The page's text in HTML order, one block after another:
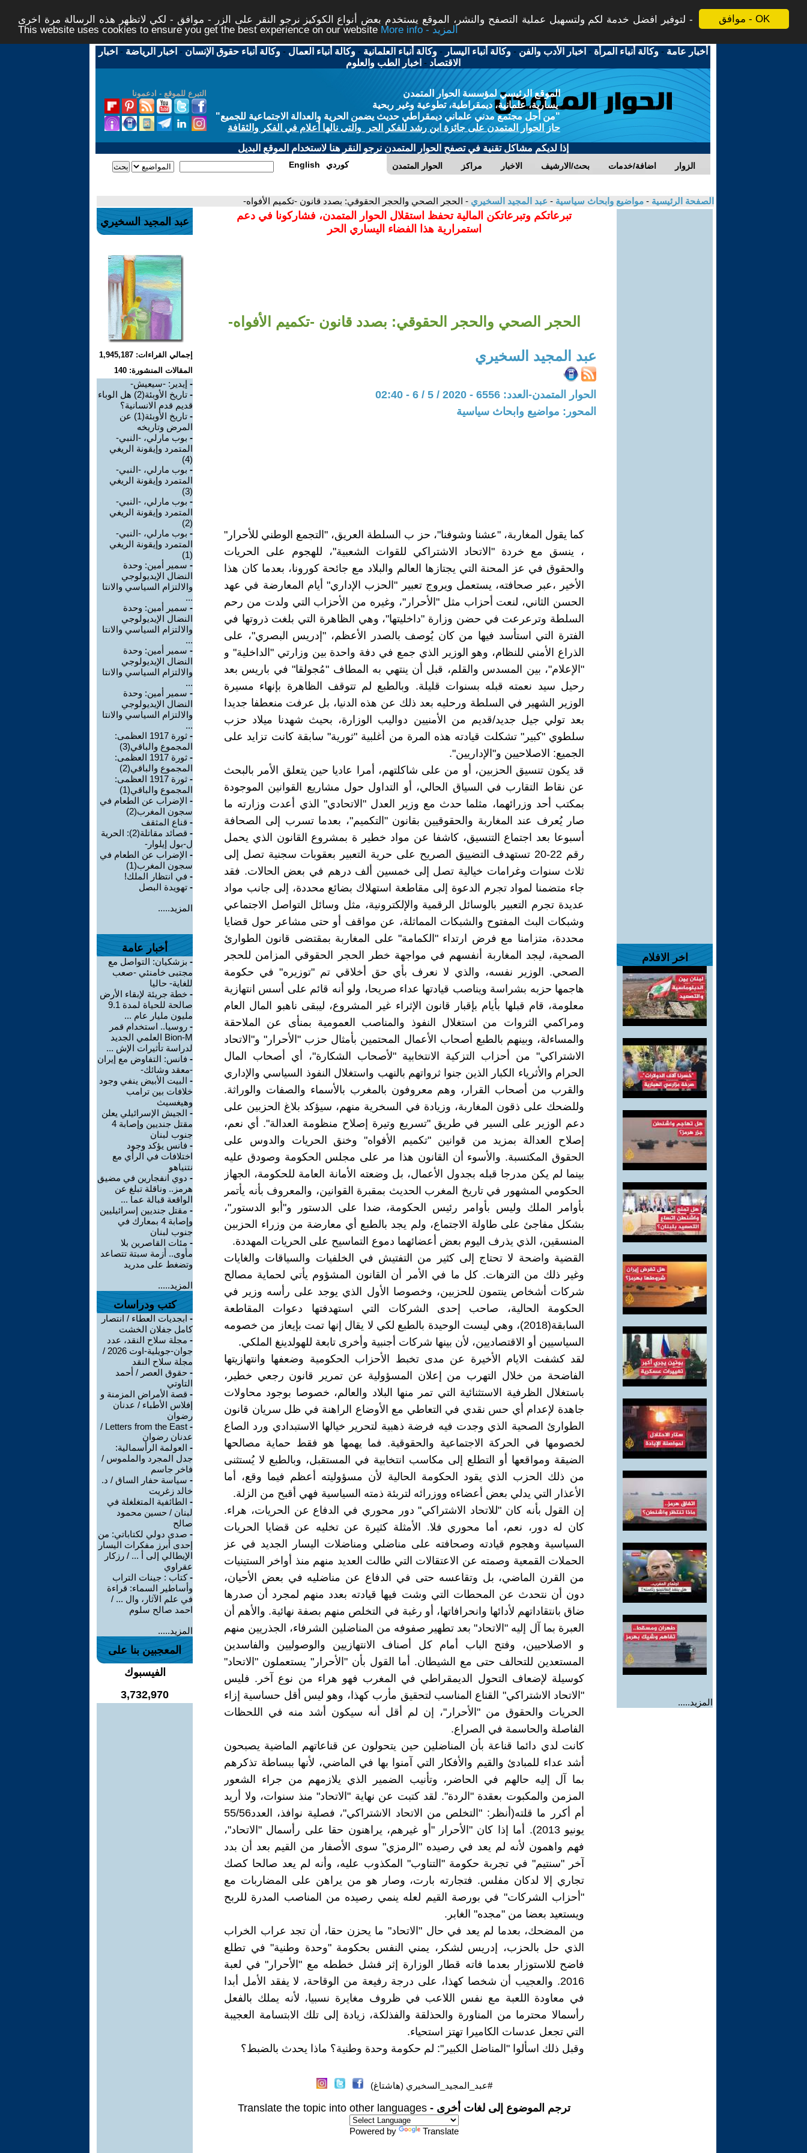
موافق - OK
لتوفير افضل خدمة لكم ولتسهيل عملية التصفح والنشر، الموقع يستخدم بعض أنواع الكوكيز نرجو النقر على الزر - موافق - لكي لاتظهر هذه الرسالة مرة اخرى -
This website uses cookies to ensure you get the best experience on our website
More info - المزيد
أخبار عامة -وكالة أنباء المرأة - اخبار الأدب والفن -وكالة أنباء اليسار -وكالة أنباء العلمانية -وكالة أنباء العمال -وكالة أنباء حقوق الإنسان - اخبار الرياضة - اخبار
الاقتصاد - اخبار الطب والعلوم
التبرع للموقع - ادعمونا
الموقع الرئيسي لمؤسسة الحوار المتمدن
يسارية، علمانية، ديمقراطية، تطوعية وغير ربحية
"من أجل مجتمع مدني علماني ديمقراطي حديث يضمن الحرية والعدالة الاجتماعية للجميع"
حاز الحوار المتمدن على جائزة ابن رشد للفكر الحر والتى نالها أعلام في الفكر والثقافة
إذا لديكم مشاكل تقنية في تصفح الحوار المتمدن نرجو النقر هنا لاستخدام الموقع البديل
الحوار المتمدن مراكز الاخبار بحث/الارشيف اضافة/خدمات الزوار English كوردي
الصفحة الرئيسية - مواضيع وابحاث سياسية - عبد المجيد السخيري - الحجر الصحي والحجر الحقوقي: بصدد قانون -تكميم الأفواه-
اخر الافلام
المزيد.....
تبرعاتكم وتبرعاتكن المالية تحفظ استقلال الحوار المتمدن، فشاركونا في دعم
استمرارية هذا الفضاء اليساري الحر
الحجر الصحي والحجر الحقوقي: بصدد قانون -تكميم الأفواه-
عبد المجيد السخيري
الحوار المتمدن-العدد: 6556 - 2020 / 5 / 6 - 02:40
المحور: مواضيع وابحاث سياسية
كما يقول المغاربة، "عشنا وشوفنا"، حز ب السلطة العريق، "التجمع الوطني للأحرار"
، ينسق مع خردة "الاتحاد الاشتراكي للقوات الشعبية"، للهجوم على الحريات
والحقوق في عز المحنة التي يجتازها العالم والبلاد مع جائحة كورونا، بعدما كان هذا
الأخير ،عبر صحافته، يستعمل ويروج تعبير "الحزب الإداري" أيام المعارضة في عهد
الحسن الثاني، لنعت أحزاب مثل "الأحرار"، وغيره من الأحزاب التي ولدت من رحم
السلطة وترعرعت في حضن وزارة "داخليتها"، وهي الظاهرة التي بلغت ذروتها في
الفترة التي استأسد فيها من كان يُوصف بالصدر الأعظم، "إدريس البصري"، على
الذراع الأمني للنظام، وهو الوزير الذي جمع في دفة واحدة بين وزارتي "الداخلية" و
"الإعلام"، بين المسدس والقلم، قبل أن ينتهي به المطاف "مُجولقا" في باريس بعد
رحيل سيد نعمته قبله بسنوات قليلة. وبالطبع لم تتوقف الظاهرة بإنهاء مسيرة
الوزير الشهير في السلطة ورحليه بعد ذلك عن هذه الدنيا، بل عرفت منعطفا جديدا
بعد تولي جيل جديد/قديم من الأمنيين دواليب الوزارة، بحيث شهدنا ميلاد حزب
سلطوي "كبير" تشكلت قيادته هذه المرة من أغلبية "ثورية" سابقة كانت تزايد على
الجميع: الاصلاحيين و"الإداريين".
قد يكون تنسيق الحزبين، أو من على شاكلتهم، أمرا عاديا حين يتعلق الأمر بالبحث
عن نقاط التقارب في السياق الحالي، أو التداول حول مشاريع القوانين الموجودة
بمكتب أحد وزرائهما، مثلما حدث مع وزير العدل "الاتحادي" الذي أعدت وزارته ما
صار يُعرف عند المغاربة والحقوقيين بقانون "التكميم"، بعدما تسرب إلى الصحافة
أسبوعا بعد اجتماع التنسيق، كاشفا عن مواد خطير ة بمشروع القانون الذي يحمل
رقم 22-20 تستهدف التضييق الصريح على حرية التعبير بعقوبات سجنية تصل إلى
ثلاث سنوات وغرامات خيالية تصل إلى خمسين ألف درهم في بعض الحالات. فقد
جاء متضمنا لمواد تجرم الدعوة إلى مقاطعة استهلاك بضائع محددة، إلى جانب مواد
عديدة تجرم التعبير بالوسائل الرقمية والإلكترونية، مثل وسائل التواصل الاجتماعي
وشبكات البث المفتوح والشبكات المماثلة، عن مواقف أو حتى مشاعر حول قضايا
محددة، متزامنا مع فرض ارتداء "الكمامة" على المغاربة بمقتضى قانون الطوارئ
الصحية، ليجد المغاربة أنفسهم في مواجهة خطر الحجر الحقوقي المزامن للحجر
الصحي. الوزير نفسه، والذي لا نعرف بأي حق أخلاقي تم "توزيره" في حكومة
هاجمها حزبه بشراسة ويناصب قيادتها عداء صريحا، ولو أنه قائم على أسس انتهازية
معلومة، قام قبلها بأيام بإقبار قانون الإثراء غير المشروع، ليبقى ناهبو المال العام
ومراكمي الثروات من استغلال النفوذ والمناصب العمومية بمنأى عن الملاحقة
والمساءلة، وبينهم بالطبع أصحاب الأعمال المحتمين بأمثال حزب "الأحرار" و"الاتحاد
الاشتراكي" من أحزاب التزكية الانتخابية "لأصحاب الشكارة"، أي أصحاب المال
الحرام والأثرياء الكبار الذين جنوا ثرواتهم بالنهب واستغلال النفوذ السياسي والإداري
والقرب من أصحاب القرار، وهم معروفون بالمغرب بالأسماء والصفات والوراثة.
وللضحك على ذقون المغاربة، وزيادة في السخرية منهم، سيؤكد بلاغ الحزبين على
دعم الوزير على السير في طريق "تسريع وتيرة إصلاح منظومة العدالة". أي نعم،
إصلاح العدالة بمزيد من قوانين "تكميم الأفواه" وخنق الحريات والدوس على
الحقوق المكتسبة. والأسوء أن القانون هذا مر على مجلس الحكومة وصودق عليه
بينما لم يكن مدرجا قبله بجدول الأعمال، بل وضعته الأمانة العامة للحكومة، الجهاز
الحكومي المشهور في تاريخ المغرب الحديث بمقبرة القوانين، والمعروف بأنه يأتمر
بأوامر الملك وليس بأوامر رئيس الحكومة، ضدا على الدستور و"أبو الدستور"،
بشكل مفاجئ على طاولة الاجتماع، ولم يجد بالطبع أي معارضة من وزراء الحزبين
المنسقين، الذي يذرف اليوم بعض أعضائهما دموع التماسيح على الحريات المهددة.
القضية واضحة لا تحتاج إلى كثير من التفتيش في الخلفيات والسياقات والغايات
وغير ذلك من الترهات. كل ما في الأمر أن القانون المشؤوم يأتي لحماية مصالح
شركات أشخاص ينتمون للحزبين، وخصوصا الأول الذي يوجد على رأسه وزير في
الحكومة الحالية، صاحب إحدى الشركات التي استهدفتها دعوات المقاطعة
السابقة(2018)، وهي ليست الوحيدة بالطبع لكي لا يقال إنها تمت بإيعاز من خصومه
السياسيين أو الاقتصاديين، لأن بينها شركات أجنبية وأخرى تابعة للهولدينغ الملكي.
لقد كشفت الايام الأخيرة عن مدى تخبط الأحزاب الحكومية وضعفها وانتهازيتها
الفاضحة من خلال التهرب من إعلان المسؤولية عن تمرير قانون رجعي خطير،
باستغلال الظرفية الاستثنائية التي تمر منها البلاد والعالم، خصوصا بوجود محاولات
جاهدة لإعدام أي حس نقدي في التعاطي مع الأوضاع الراهنة في ظل سريان قانون
الطوارئ الصحية الذي وجدت فيه فرضة ذهبية لتحرير خيالها الاستبدادي ورد الصاع
لخصومها في الحركة الاجتماعية والحقوقية. فما يهمها هو فقط حماية مصالحها
الضيقة ومواقعها أو التطلع إلى مكاسب انتخابية في المستقبل، وبالطبع لا يُستثنى
من ذلك الحزب الذي يقود الحكومة الحالية لأن مسؤوليته أعظم فيما وقع، أما
الأعذار التي يدلي بعض أعضاءه ووزرائه لتربئة ذمته السياسية فهي أقبح من الزلة.
إن القول بأنه كان "للاتحاد الاشتراكي" دور محوري في الدفاع عن الحريات، هراء.
كان له دور، نعم، أما محوري فلا. الأمثلة كثيرة عن تخليه عن قضايا الحريات
السياسية وهجوم قيادته وصحافته على مناضلي ومناضلات اليسار الجديد في عز
الحملات القمعية وصمته عن الاعتقالات التي طالت العديد منهم منذ أواخر الستينيات
من القرن الماضي، بل وتقاعسه حتى في الدفاع عن مناضليه في بعض الأحيان،
دون أن نتحدث عن المحطات التي وشت فيها قيادته بعدد منهم لمجرد أن صدرها
ضاق بانتقاداتهم لأدائها وانحرافاتها، أو رغبة في التخلص منهم بصفة نهائية. والأهم أن
العبرة بما آل إليه "الاتحاد" بعد تطهير صفوفه من المناضلين الشرفاء، الجذريين منهم
و الاصلاحيين، وفتح الباب أمام كل أصناف الانتهازيين والوصوليين والفاسدين
المستعدين للتحالف حتى مع الشيطان. أما القول بأن "الأحرار" يستعملون "الاتحاد"
كوسيلة لإضعاف التحول الديمقراطي في المغرب فهو هراء من نوع آخر. فليس
"الاتحاد الاشتراكي" القناع المناسب لتحقيق مأرب كهذا، وهو ليس أقل حساسية إزاء
الحريات والحقوق من "الأحرار"، إن لم أقل أنه سيكون أشد منه في اللحظات
الفاصلة والحاسمة في الصراع.
كانت لدي دائما قناعة بأن المناضلين حين يتحولون عن قناعاتهم الماضية يصبحون
أشد عداء للمبادئ والقيم والأفكار التي آمنوا بها في الماضي، لأنها ببساطة تذكرهم
بما آل إليه حالهم في الحاضر، وتأنيب الضمير الذي يلازمهم من جراء الشعور
المزمن والمكبوت بعقدة "الردة". لقد كتبت عن نهاية "الاتحاد" منذ سنوات، ولا أريد
أم أكرر ما قلته(أنظر: "التخلص من الاتحاد الاشتراكي"، فصلية نوافذ، العدد55/56
يونيو 2013). أما إذا كان "الأحرار "أو غيرهم، يراهنون حقا على رأسمال "الاتحاد"،
فهم واهمون لأنه لم يعد في رصيده "الرمزي" سوى الأصفار من القيم بعد أن بدد
آخر "سنتيم" في تجربة حكومة "التناوب" المكذوب عليه، وأنه لم يعد صالحا كصك
تجاري إلا لدكان مفلس. فتجارته بارت، وصار هو من يراهن على المضاربات مع
"أحزاب الشركات" في بورصة القيم لعله ينمي رصيده من المناصب المدرة للربح
ويستعيد بعضا من "مجده" الغابر.
من المضحك، بعدما لم يعد في حال "الاتحاد" ما يحزن حقا، أن تجد عراب الخراب
الذي حل بالحزب، إدريس لشكر، يمني النفس بحكومة "وحدة وطنية" في تطلع
فاضح للاستوزار بعدما فاته قطار الوزارة إثر فشل خططه مع "الأحرار" في لعبة
2016. والعجيب أن شخصا كهذا، على درجة رفيعة من الوقاحة، لا يفقد الأمل أبدا
في معاودة اللعبة مع نفس اللاعب في ظروف مغايرة نسبيا، لأنه يملك بالفعل
رأسمالا محترما من المناورة والحذلقة والفذلكة، زيادة إلى تلك الابتسامة العجيبة
التي تجعل عدسات الكاميرا تهتز استحياء.
وقبل ذلك اسألوا "المناضل الكبير": لم حكومة وحدة وطنية؟ ماذا يحدث بالضبط؟
#عبد_المجيد_السخيري (هاشتاغ)
ترجم الموضوع إلى لغات أخرى - Translate the topic into other languages
Powered by Translate
عبد المجيد السخيري
إجمالي القراءات: 1,945,187
المقالات المنشورة: 140
- إيدير: -سيعيش-
-
تاريخ الأوبئة(2) هل الوباء
قديم قدم الانسانية؟
-
تاريخ الأوبئة(1) عن
المرض وتاريخه
- بوب مارلي، -النبي-
المتمرد وإيقونة الريغي
(4)
- بوب مارلي، -النبي-
المتمرد وإيقونة الريغي
(3)
- بوب مارلي، -النبي-
المتمرد وإيقونة الريغي
(2)
- بوب مارلي، -النبي-
المتمرد وإيقونة الريغي
(1)
- سمير أمين: وحدة
النضال الإيديولوجي
والالتزام السياسي والانتا
...
- سمير أمين: وحدة
النضال الإيديولوجي
والالتزام السياسي والانتا
...
- سمير أمين: وحدة
النضال الإيديولوجي
والالتزام السياسي والانتا
...
- سمير أمين: وحدة
النضال الإيديولوجي
والالتزام السياسي والانتا
...
-
ثورة 1917 العظمى:
المجموع والباقي(3)
-
ثورة 1917 العظمى:
المجموع والباقي(2)
-
ثورة 1917 العظمى:
المجموع والباقي(1)
- الإضراب عن الطعام في
سجون المغرب(2)
- قناع المثقف
-
قصائد مقاتلة(2): الحرية
ل-بول إيلوار-
- الإضراب عن الطعام في
سجون المغرب(1)
- في انتظار الملك!
- تهويدة البصل
المزيد.....
أخبار عامة
- بزشكيان: التواصل مع
مجتبى خامنئي -صعب
للغاية- حاليا
- خطة جريئة لإبقاء الأرض
صالحة للحياة لمدة 9.1
مليون مليار عام ...
- روسيا.. استخدام قمر
Bion-M العلمي الجديد
لدراسة تأثيرات الإش ...
- فانس: التفاوض مع إيران
-معقد وشائك-
- البيت الأبيض ينفي وجود
خلافات بين ترامب
وهيغسيث
- الجيش الإسرائيلي يعلن
مقتل جنديين وإصابة 4
جنوب لبنان
- فانس يؤكد وجود
اختلافات في الرأي مع
نتنياهو
- دوي انفجارين في مضيق
هرمز.. وناقلة تبلغ عن
الواقعة قبالة عما ...
- مقتل جنديين إسرائيليين
وإصابة 4 بمعارك في
جنوب لبنان
- مئات القاصرين بلا
مأوى.. أزمة سبتة تتصاعد
وتضغط على مدريد
المزيد.....
كتب ودراسات
- ابجديات العطاء / انتصار
كامل جفلان الخشت
- مجلة سلاح النقد، عدد
جوان-جويلية-اوت 2026 /
مجلة سلاح النقد
- حقوق العصر / أحمد
التاوتي
- قصة الأمراض المزمنة و
إفلاس الأطباء / عدنان
رضوان
-
Letters from the East /
عدنان رضوان
- العولمة الرأسمالية:
جدل المجرد والملموس /
فاخر جاسم
- سياسة حفار الساق / د.
خالد زغريت
- الطائفية المتغلغلة في
لبنان / حسين محمود
صالح
- صدى دولي لكتاباتي: من
إحدى أبرز مفكرات اليسار
الإيطالي إلى أ ... / رزكار
عقراوي
-كتاب : جينات التراب
وأساطير السماء: قراءة
في علم الآثار، وال ... /
احمد صالح سلوم
المزيد.....
المعجبين بنا على
الفيسبوك
3,732,970